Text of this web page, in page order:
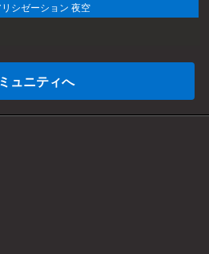
リシゼーション 夜空
ュニティへ